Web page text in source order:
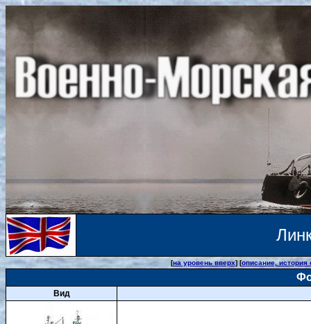
[на уровень вверх] [описание,
Вид